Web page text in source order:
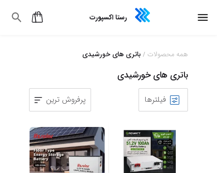
رستا اکسپورت
همه محصولات / باتری های خورشیدی
باتری های خورشیدی
فیلترها پرفروش ترین